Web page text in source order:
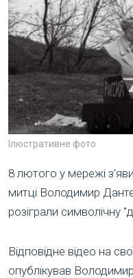
Ілюстративне фото
8 лютого у мережі
митці Володимир
розіграли символічну
Відповідне відео на
опублікував